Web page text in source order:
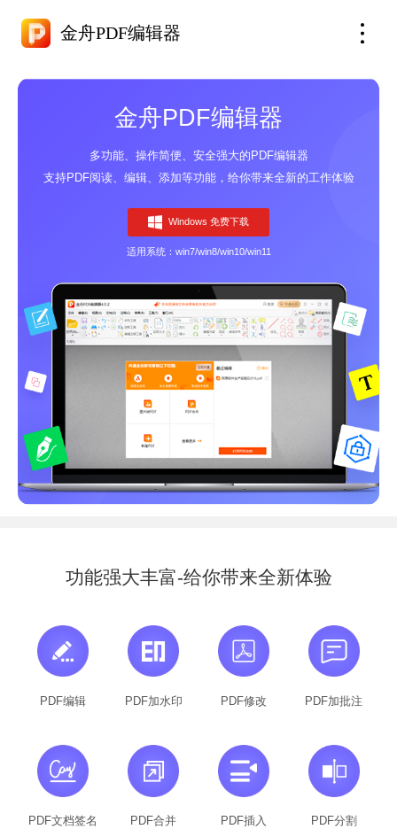
金舟PDF编辑器
金舟PDF编辑器
多功能、操作简便、安全强大的PDF编辑器
支持PDF阅读、编辑、添加等功能，给你带来全新的工作体验
Windows 免费下载
适用系统：win7/win8/win10/win11
功能强大丰富-给你带来全新体验
PDF编辑 PDF加水印 PDF修改 PDF加批注
PDF文档签名 PDF合并 PDF插入 PDF分割